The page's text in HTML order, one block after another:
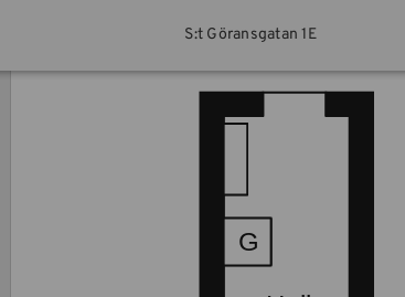
S:t Göransgatan 1E